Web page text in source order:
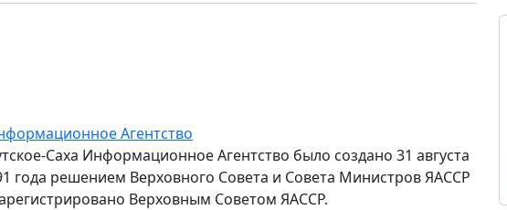
Агентство
Саха Информационное Агентство было создано 31 августа
года решением Верховного Совета и Совета Министров ЯАССР
Верховным Советом ЯАССР.